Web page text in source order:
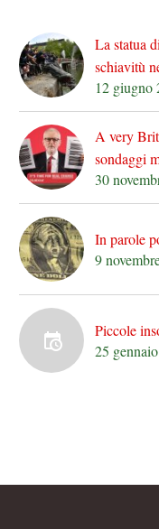
La statua
schiavitù
12 giugno
A very
sondaggi
30
In parole
9
Piccole
25